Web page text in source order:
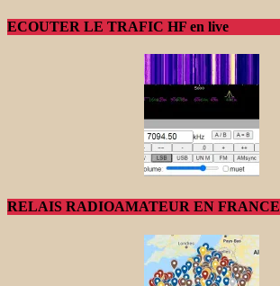
ECOUTER LE TRAFIC HF en live
RELAIS RADIOAMATEUR EN FRANCE